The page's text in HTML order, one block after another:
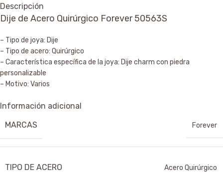
Descripción
Dije de Acero Quirúrgico Forever 50563S
– Tipo de joya: Dije
– Tipo de acero: Quirúrgico
– Característica específica de la joya: Dije charm con piedra
personalizable
– Motivo: Varios
Información adicional
MARCAS
Forever
TIPO DE ACERO Acero Quirúrgico